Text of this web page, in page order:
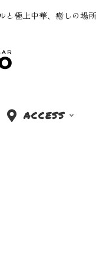
極上中華、癒しの場所
ACCESS